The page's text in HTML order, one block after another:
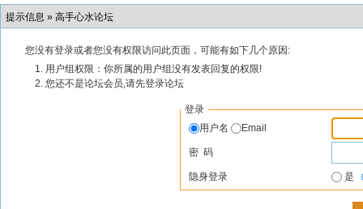
提示信息 » 高手心水论坛
您没有登录或者您没有权限访问此页面，可能有如下几个原因:
用户组权限：你所属的用户组没有发表回复的权限!
您还不是论坛会员,请先登录论坛
登录
用户名
Email
密 码
隐身登录 是